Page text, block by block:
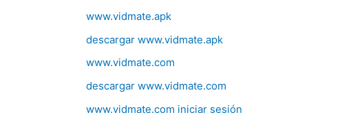
www.vidmate.apk
descargar www.vidmate.apk
www.vidmate.com
descargar www.vidmate.com
www.vidmate.com iniciar sesión